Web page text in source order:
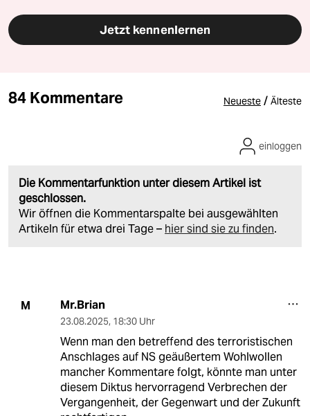
Jetzt kennenlernen
84 Kommentare Neueste / Älteste
Die Kommentarfunktion unter diesem Artikel ist
geschlossen.
Wir öffnen die Kommentarspalte bei ausgewählten
Artikeln für etwa drei Tage – hier sind sie zu finden.
einloggen
M Mr.Brian
23.08.2025, 18:30 Uhr
Wenn man den betreffend des terroristischen
Anschlages auf NS geäußertem Wohlwollen
mancher Kommentare folgt, könnte man unter
diesem Diktus hervorragend Verbrechen der
Vergangenheit, der Gegenwart und der Zukunft